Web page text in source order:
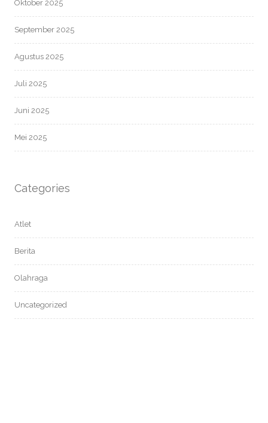
Oktober 2025
September 2025
Agustus 2025
Juli 2025
Juni 2025
Mei 2025
Categories
Atlet
Berita
Olahraga
Uncategorized